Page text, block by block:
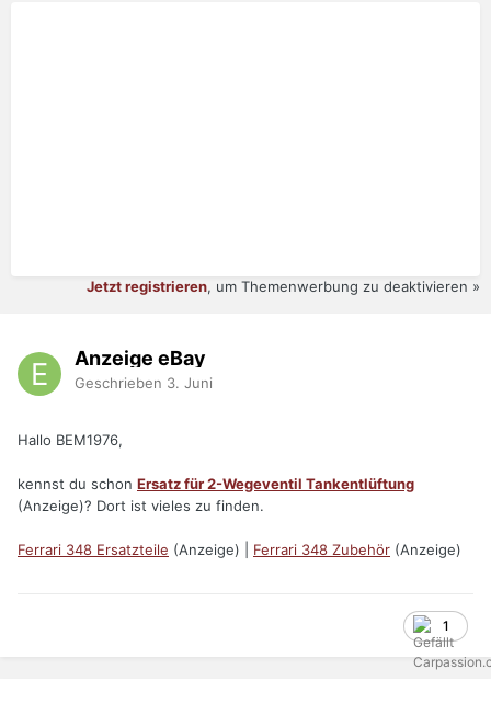
Jetzt registrieren, um Themenwerbung zu deaktivieren »
Anzeige eBay
Geschrieben 3. Juni
Hallo BEM1976,
kennst du schon Ersatz für 2-Wegeventil Tankentlüftung
(Anzeige)? Dort ist vieles zu finden.
Ferrari 348 Ersatzteile (Anzeige) | Ferrari 348 Zubehör (Anzeige)
1